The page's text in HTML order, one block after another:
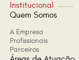
Institucional
Quem Somos
A Empresa
Profissionais
Parceiros